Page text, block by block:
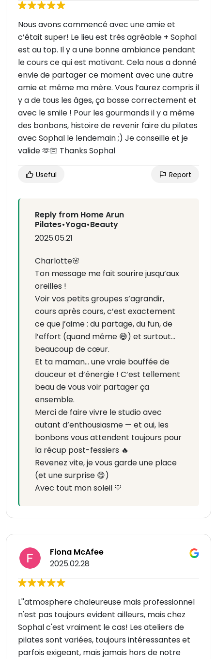
Nous avons commencé avec une amie et
c’était super! Le lieu est très agréable + Sophal
est au top. Il y a une bonne ambiance pendant
le cours ce qui est motivant. Cela nous a donné
envie de partager ce moment avec une autre
amie et même ma mère. Vous l’aurez compris il
y a de tous les âges, ça bosse correctement et
avec le smile ! Pour les gourmands il y a même
des bonbons, histoire de revenir faire du pilates
avec Sophal le lendemain ;) Je conseille et je
valide 🫶🏻 Thanks Sophal
Useful Report
Reply from Home Arun
Pilates•Yoga•Beauty
2025.05.21
Charlotte🌸
Ton message me fait sourire jusqu’aux
oreilles !
Voir vos petits groupes s’agrandir,
cours après cours, c’est exactement
ce que j’aime : du partage, du fun, de
l’effort (quand même 😅) et surtout…
beaucoup de cœur.
Et ta maman… une vraie bouffée de
douceur et d’énergie ! C’est tellement
beau de vous voir partager ça
ensemble.
Merci de faire vivre le studio avec
autant d’enthousiasme — et oui, les
bonbons vous attendent toujours pour
la récup post-fessiers 🔥
Revenez vite, je vous garde une place
(et une surprise 😋)
Avec tout mon soleil 💛
Fiona McAfee
2025.02.28
L''atmosphere chaleureuse mais professionnel
n'est pas toujours evident ailleurs, mais chez
Sophal c'est vraiment le cas! Les ateliers de
pilates sont variées, toujours intéressantes et
parfois exigeant, mais jamais hors de notre